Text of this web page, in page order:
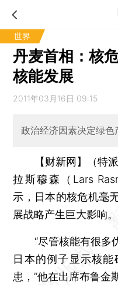
世界
丹麦首相：核
核能发展
2011年03月16日 09:15
政治经济因素决定绿色
【财新网】（特
拉斯穆森（Lars
示，日本的核危机毫
展战略产生巨大影响。
“尽管核能有很多
日本的例子显示核
患，”他在出席布鲁金